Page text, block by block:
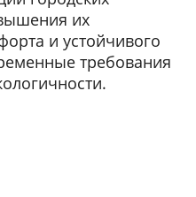
их
и устойчивого
требования